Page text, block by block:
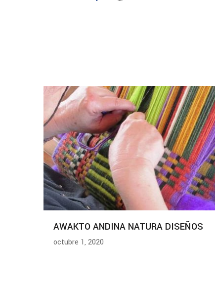
AWAKTO ANDINA NATURA DISEÑOS
octubre 1, 2020